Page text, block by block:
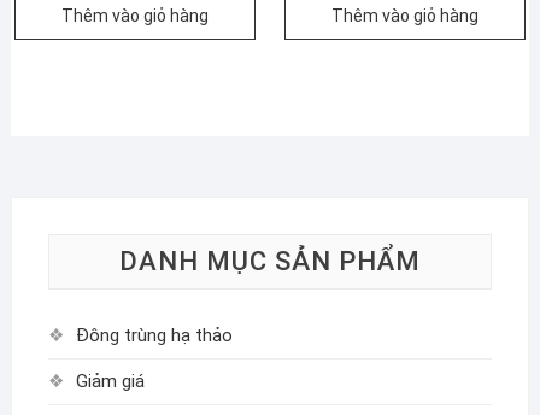
Thêm vào giỏ hàng Thêm vào giỏ hàng
DANH MỤC SẢN PHẨM
Đông trùng hạ thảo
Giảm giá